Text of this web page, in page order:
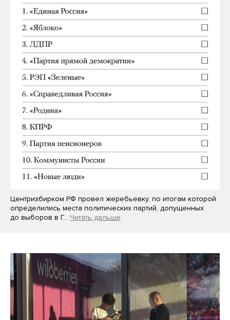
Центризбирком РФ провел жеребьевку, по итогам которой
определились места политических партий, допущенных
до выборов в Г… Читать дальше